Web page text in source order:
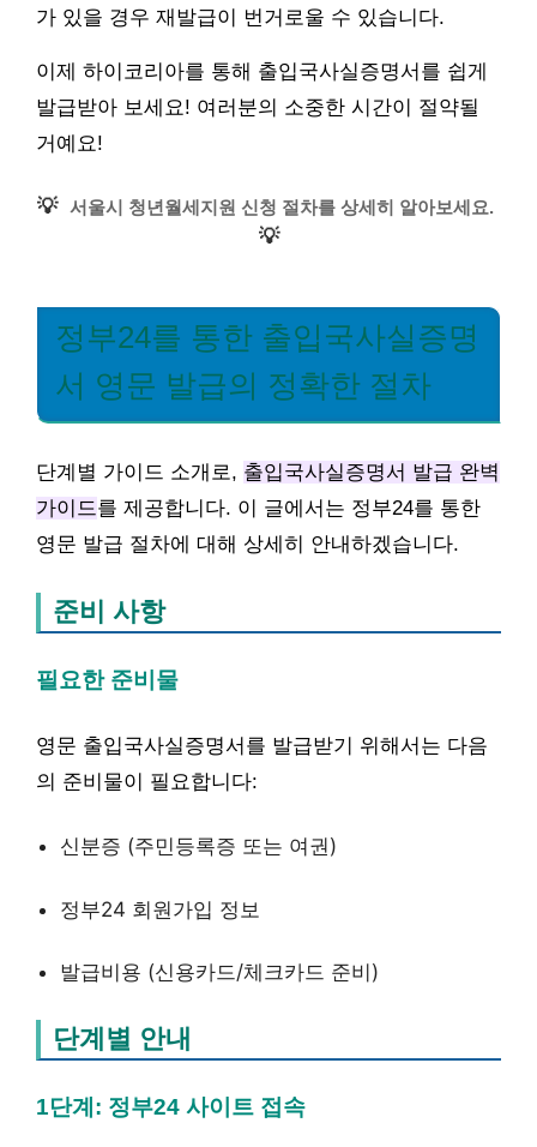
가 있을 경우 재발급이 번거로울 수 있습니다.
이제 하이코리아를 통해 출입국사실증명서를 쉽게
발급받아 보세요! 여러분의 소중한 시간이 절약될
거예요!
💡 서울시 청년월세지원 신청 절차를 상세히 알아보세요.
💡
정부24를 통한 출입국사실증명
서 영문 발급의 정확한 절차
단계별 가이드 소개로, 출입국사실증명서 발급 완벽
가이드를 제공합니다. 이 글에서는 정부24를 통한
영문 발급 절차에 대해 상세히 안내하겠습니다.
준비 사항
필요한 준비물
영문 출입국사실증명서를 발급받기 위해서는 다음
의 준비물이 필요합니다:
신분증 (주민등록증 또는 여권)
정부24 회원가입 정보
발급비용 (신용카드/체크카드 준비)
단계별 안내
1단계: 정부24 사이트 접속